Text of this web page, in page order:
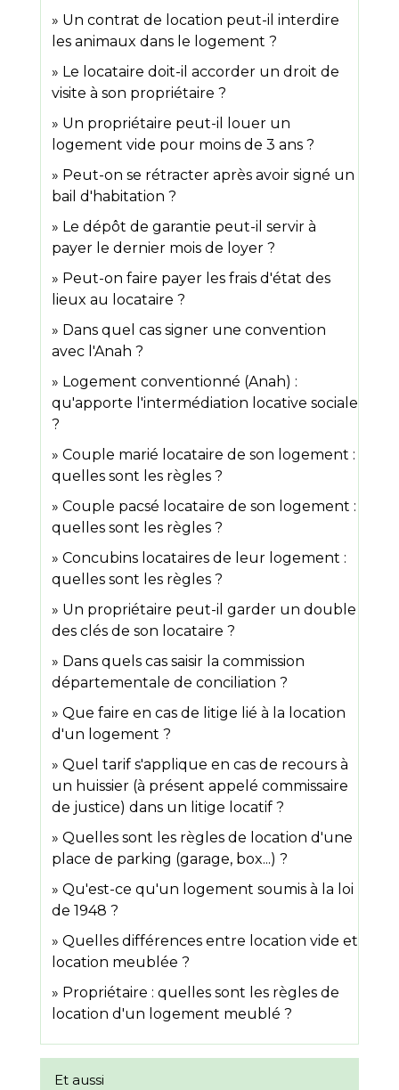
Un contrat de location peut-il interdire
les animaux dans le logement ?
Le locataire doit-il accorder un droit de
visite à son propriétaire ?
Un propriétaire peut-il louer un
logement vide pour moins de 3 ans ?
Peut-on se rétracter après avoir signé un
bail d'habitation ?
Le dépôt de garantie peut-il servir à
payer le dernier mois de loyer ?
Peut-on faire payer les frais d'état des
lieux au locataire ?
Dans quel cas signer une convention
avec l'Anah ?
Logement conventionné (Anah) :
qu'apporte l'intermédiation locative sociale
?
Couple marié locataire de son logement :
quelles sont les règles ?
Couple pacsé locataire de son logement :
quelles sont les règles ?
Concubins locataires de leur logement :
quelles sont les règles ?
Un propriétaire peut-il garder un double
des clés de son locataire ?
Dans quels cas saisir la commission
départementale de conciliation ?
Que faire en cas de litige lié à la location
d'un logement ?
Quel tarif s'applique en cas de recours à
un huissier (à présent appelé commissaire
de justice) dans un litige locatif ?
Quelles sont les règles de location d'une
place de parking (garage, box...) ?
Qu'est-ce qu'un logement soumis à la loi
de 1948 ?
Quelles différences entre location vide et
location meublée ?
Propriétaire : quelles sont les règles de
location d'un logement meublé ?
Et aussi